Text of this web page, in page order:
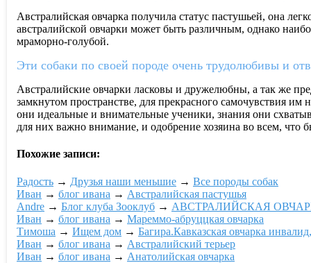
Австралийская овчарка получила статус пастушьей, она
австралийской овчарки может быть различным, однако
мраморно-голубой.
Эти собаки по своей породе очень трудолюбивы и
Австралийские овчарки ласковы и дружелюбны, а так же
замкнутом пространстве, для прекрасного самочувствия
они идеальные и внимательные ученики, знания они
для них важно внимание, и одобрение хозяина во всем, что
Похожие записи:
Радость → Друзья наши меньшие → Все породы собак
Ивaн → блог ивaна → Австралийская пастушья
Andre → Блог клуба Зооклуб → АВСТРАЛИЙСКАЯ
Ивaн → блог ивaна → Мареммо-абруццкая овчарка
Тимоша → Ищем дом → Багира.Кавказская овчарка
Ивaн → блог ивaна → Австралийский терьер
Ивaн → блог ивaна → Анатолийская овчарка